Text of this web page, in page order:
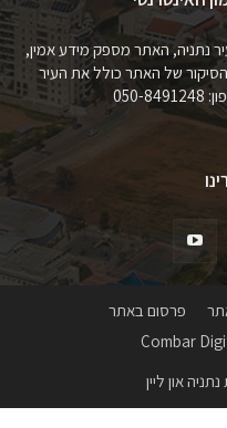
נתניה, האתר מספק מידע אמין,
הסיקור של האתר כולל את העיר
פרסום באתר
און ליין